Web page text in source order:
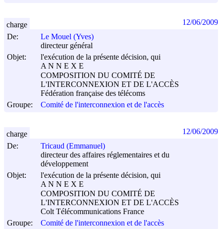
De:
Le Mouel (Yves)
directeur général
Objet:
l'exécution de la présente décision, qui
A N N E X E
COMPOSITION DU COMITÉ DE
L'INTERCONNEXION ET DE L'ACCÈS
Fédération française des télécoms
Groupe:
Comité de l'interconnexion et de l'accès
charge 12/06/2009
De:
Tricaud (Emmanuel)
directeur des affaires réglementaires et du
développement
Objet:
l'exécution de la présente décision, qui
A N N E X E
COMPOSITION DU COMITÉ DE
L'INTERCONNEXION ET DE L'ACCÈS
Colt Télécommunications France
Groupe:
Comité de l'interconnexion et de l'accès
charge 12/06/2009